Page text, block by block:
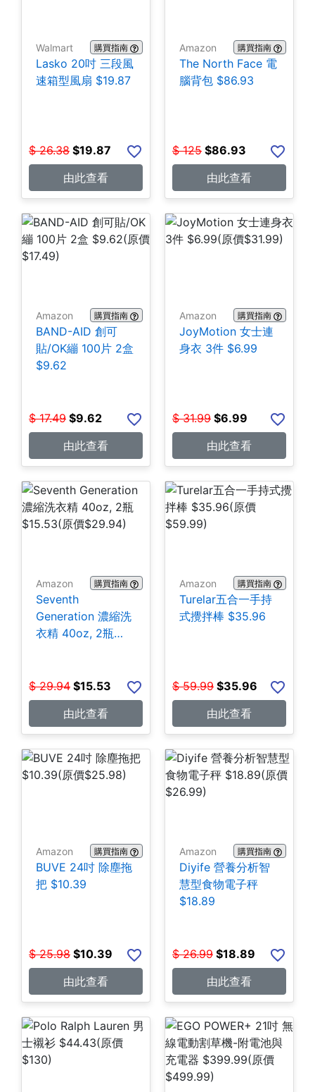
Walmart 購買指南
Lasko 20吋 三段風
速箱型風扇 $19.87
$ 26.38 $19.87
由此查看
Amazon 購買指南
The North Face 電
腦背包 $86.93
$ 125 $86.93
由此查看
Amazon 購買指南
BAND-AID 創可
貼/OK繃 100片 2盒
$9.62
$ 17.49 $9.62
由此查看
Amazon 購買指南
JoyMotion 女士連
身衣 3件 $6.99
$ 31.99 $6.99
由此查看
Amazon 購買指南
Seventh
Generation 濃縮洗
衣精 40oz, 2瓶
$ 29.94 $15.53
由此查看
Amazon 購買指南
Turelar五合一手持
式攪拌棒 $35.96
$ 59.99 $35.96
由此查看
Amazon 購買指南
BUVE 24吋 除塵拖
把 $10.39
$ 25.98 $10.39
由此查看
Amazon 購買指南
Diyife 營養分析智
慧型食物電子秤
$18.89
$ 26.99 $18.89
由此查看